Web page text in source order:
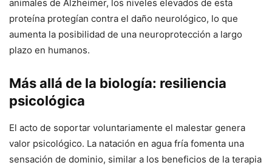
animales de Alzheimer, los niveles elevados de esta
proteína protegían contra el daño neurológico, lo que
aumenta la posibilidad de una neuroprotección a largo
plazo en humanos.
Más allá de la biología: resiliencia
psicológica
El acto de soportar voluntariamente el malestar genera
valor psicológico. La natación en agua fría fomenta una
sensación de dominio, similar a los beneficios de la terapia